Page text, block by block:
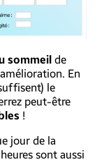
sommeil de
En
le
peut-être
!
jour de la
sont aussi